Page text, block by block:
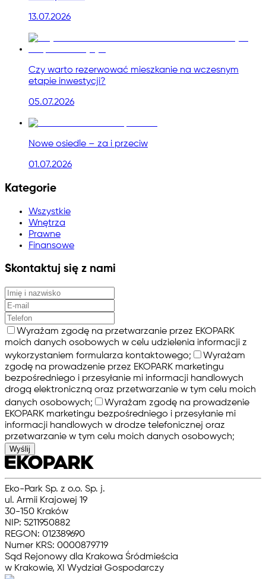
13.07.2026
Czy warto rezerwować mieszkanie na wczesnym
etapie inwestycji?
05.07.2026
Nowe osiedle – za i przeciw
01.07.2026
Kategorie
Wszystkie
Wnętrza
Prawne
Finansowe
Skontaktuj się z nami
Wyrażam zgodę na przetwarzanie przez EKOPARK
moich danych osobowych w celu udzielenia informacji z
wykorzystaniem formularza kontaktowego;
Wyrażam
zgodę na prowadzenie przez EKOPARK marketingu
bezpośredniego i przesyłanie mi informacji handlowych
drogą elektroniczną oraz przetwarzanie w tym celu moich
danych osobowych;
Wyrażam zgodę na prowadzenie
EKOPARK marketingu bezpośredniego i przesyłanie mi
informacji handlowych w drodze telefonicznej oraz
przetwarzanie w tym celu moich danych osobowych;
Wyślij
Eko-Park Sp. z o.o. Sp. j.
ul. Armii Krajowej 19
30-150 Kraków
NIP: 5211950882
REGON: 012389690
Numer KRS: 0000879719
Sąd Rejonowy dla Krakowa Śródmieścia
w Krakowie, XI Wydział Gospodarczy